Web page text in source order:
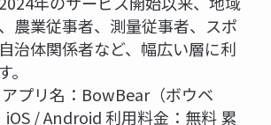
農業従事者、測量従事者、スポ
治体関係者など、幅広い層に利
プリ名：BowBear（ボウベ
iOS / Android 利用料金：無料 累